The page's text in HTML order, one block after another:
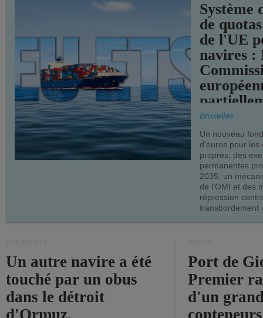
Système
de
de l'UE
navires :
Bruxelles
Un nouveau
d'euros pour les
propres, des
permanentes
2035, un
de l'OMI et des
répression
transbordement
Un autre navire a été
touché par un obus
dans le détroit
d'Ormuz.
Port de
Premier
d'un